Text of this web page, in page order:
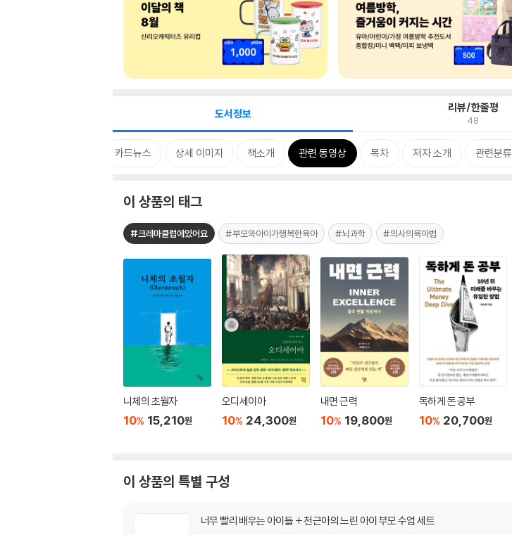
도서정보 리뷰/한줄평
48
카드뉴스 상세 이미지 책소개 관련 동영상 목차 저자 소개 관련분류
이 상품의 태그
#크레마클럽에있어요 #부모와아이가행복한육아 #뇌과학 #의사의육아법
니체의 초월자
10% 15,210원
오디세이아
10% 24,300원
내면 근력
10% 19,800원
독하게 돈 공부
10% 20,700원
이 상품의 특별 구성
너무 빨리 배우는 아이들 + 천근아의 느린 아이 부모 수업 세트